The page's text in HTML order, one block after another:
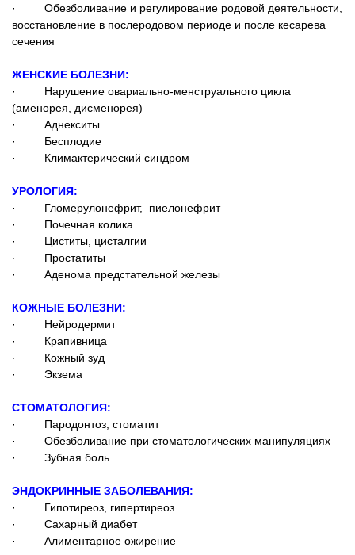
· Обезболивание и регулирование родовой деятельности,
восстановление в послеродовом периоде и после кесарева
сечения
ЖЕНСКИЕ БОЛЕЗНИ:
· Нарушение овариально-менструального цикла
(аменорея, дисменорея)
· Аднекситы
· Бесплодие
· Климактерический синдром
УРОЛОГИЯ:
· Гломерулонефрит, пиелонефрит
· Почечная колика
· Циститы, цисталгии
· Простатиты
· Аденома предстательной железы
КОЖНЫЕ БОЛЕЗНИ:
· Нейродермит
· Крапивница
· Кожный зуд
· Экзема
СТОМАТОЛОГИЯ:
· Пародонтоз, стоматит
· Обезболивание при стоматологических манипуляциях
· Зубная боль
ЭНДОКРИННЫЕ ЗАБОЛЕВАНИЯ:
· Гипотиреоз, гипертиреоз
· Сахарный диабет
· Алиментарное ожирение